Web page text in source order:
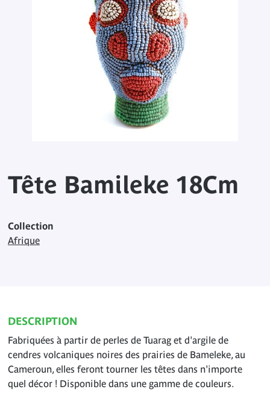
Tête Bamileke 18Cm
Collection
Afrique
DESCRIPTION
Fabriquées à partir de perles de Tuarag et d'argile de
cendres volcaniques noires des prairies de Bameleke, au
Cameroun, elles feront tourner les têtes dans n'importe
quel décor ! Disponible dans une gamme de couleurs.